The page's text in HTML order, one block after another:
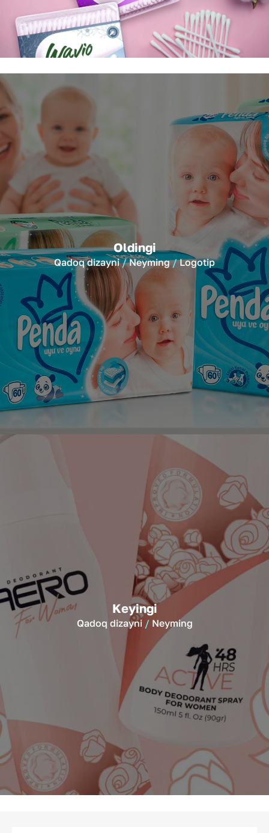
Oldingi
Qadoq dizayni Neyming Logotip
Keyingi
Qadoq dizayni Neyming